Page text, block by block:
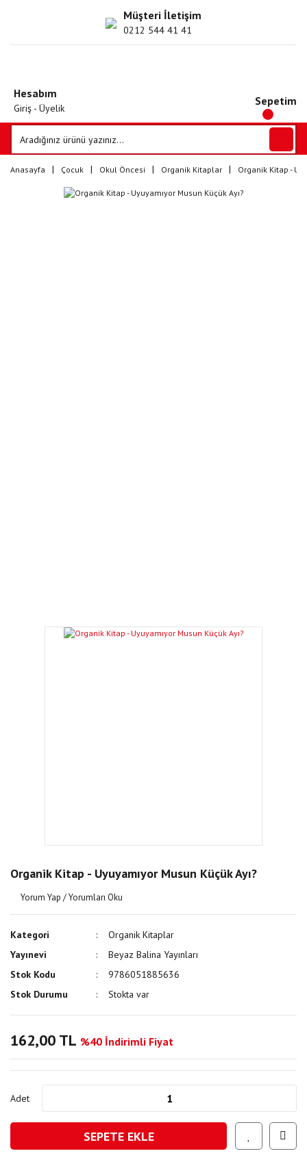
Müşteri İletişim
0212 544 41 41
Hesabım
Giriş - Üyelik
Sepetim
Anasayfa Çocuk Okul Öncesi Organik Kitaplar Organik Kitap -
Organik Kitap - Uyuyamıyor Musun Küçük Ayı?
Yorum Yap / Yorumları Oku
Kategori
Organik Kitaplar
Yayınevi
Beyaz Balina Yayınları
Stok Kodu
9786051885636
Stok Durumu
Stokta var
162,00 TL %40 İndirimli Fiyat
Adet
SEPETE EKLE